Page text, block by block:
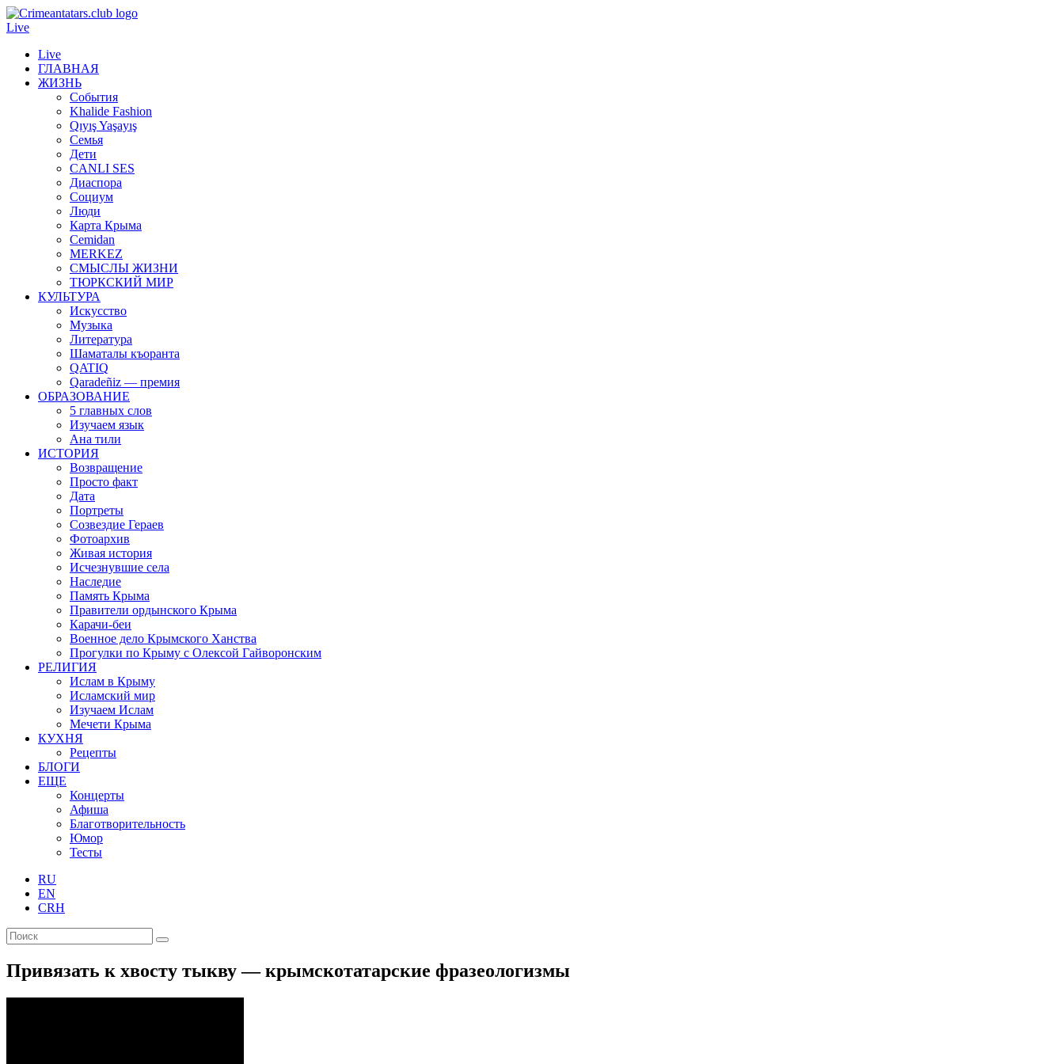
Live
Live
ГЛАВНАЯ
ЖИЗНЬ
События
Khalide Fashion
Qıyış Yaşayış
Семья
Дети
CANLI SES
Диаспора
Социум
Люди
Карта Крыма
Cemidan
МERKEZ
СМЫСЛЫ ЖИЗНИ
ТЮРКСКИЙ МИР
КУЛЬТУРА
Искусство
Музыка
Литература
Шаматалы къоранта
QATIQ
Qaradeñiz — премия
ОБРАЗОВАНИЕ
5 главных слов
Изучаем язык
Ана тили
ИСТОРИЯ
Возвращение
Просто факт
Дата
Портреты
Созвездие Гераев
Фотоархив
Живая история
Исчезнувшие села
Наследие
Память Крыма
Правители ордынского Крыма
Карачи-беи
Военное дело Крымского Ханства
Прогулки по Крыму с Олексой Гайворонским
РЕЛИГИЯ
Ислам в Крыму
Исламский мир
Изучаем Ислам
Мечети Крыма
КУХНЯ
Рецепты
БЛОГИ
ЕЩЕ
Концерты
Афиша
Благотворительность
Юмор
Тесты
RU
EN
CRH
Привязать к хвосту тыкву — крымскотатарские фразеологизмы